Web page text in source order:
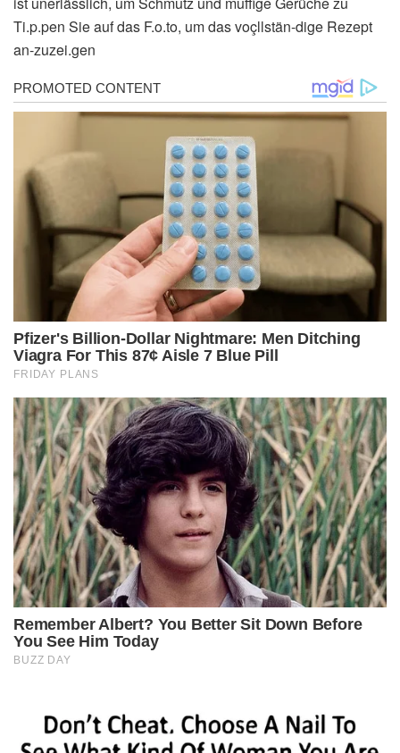
Ti.p.pen Sie auf das F.o.to, um das voçllstän-dige Rezept
an-zuzei.gen